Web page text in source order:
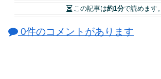
この記事は約1分で読めます。
0件のコメントがあります